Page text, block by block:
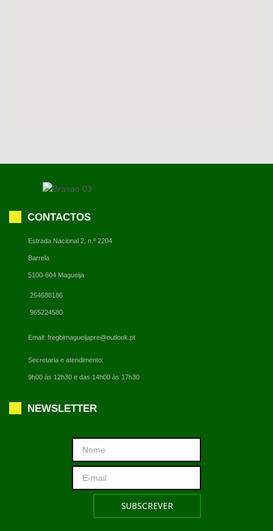
CONTACTOS
Estrada Nacional 2, n.º 2204
Barrela
5100-604 Magueija
254688186
965224580
Email: fregbimagueijapre@outlook.pt
Secretaria e atendimento:
9h00 às 12h30 e das 14h00 às 17h30
NEWSLETTER